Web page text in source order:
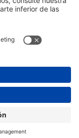
de Barcelona